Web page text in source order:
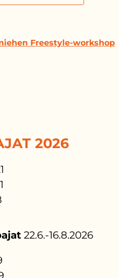
Freestyle-workshop
2026
22.6.-16.8.2026